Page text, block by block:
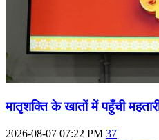
मातृशक्ति के खातों में पहुँची
2026-08-07 07:22 PM 37